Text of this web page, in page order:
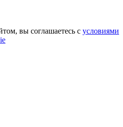
вы соглашаетесь с условиями